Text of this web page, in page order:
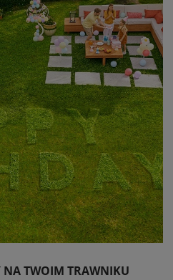
TWOIM TRAWNIKU